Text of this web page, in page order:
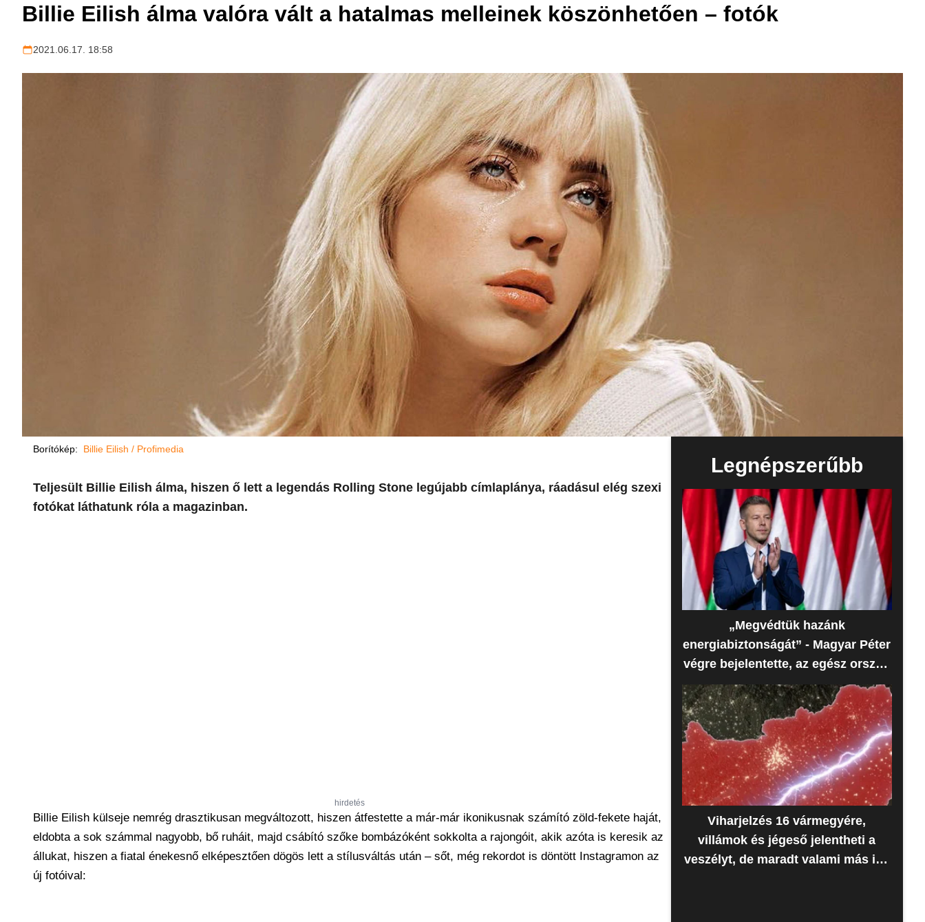
Billie Eilish álma valóra vált a hatalmas melleinek köszönhetően – fotók
2021.06.17. 18:58
Borítókép: Billie Eilish / Profimedia
Teljesült Billie Eilish álma, hiszen ő lett a legendás Rolling Stone legújabb címlaplánya, ráadásul elég szexi
fotókat láthatunk róla a magazinban.
hirdetés
Billie Eilish külseje nemrég drasztikusan megváltozott, hiszen átfestette a már-már ikonikusnak számító zöld-fekete haját,
eldobta a sok számmal nagyobb, bő ruháit, majd csábító szőke bombázóként sokkolta a rajongóit, akik azóta is keresik az
állukat, hiszen a fiatal énekesnő elképesztően dögös lett a stílusváltás után – sőt, még rekordot is döntött Instagramon az
új fotóival:
Legnépszerűbb
„Megvédtük hazánk
energiabiztonságát” - Magyar Péter
végre bejelentette, az egész ország
erre várt
Viharjelzés 16 vármegyére,
villámok és jégeső jelentheti a
veszélyt, de maradt valami más is -